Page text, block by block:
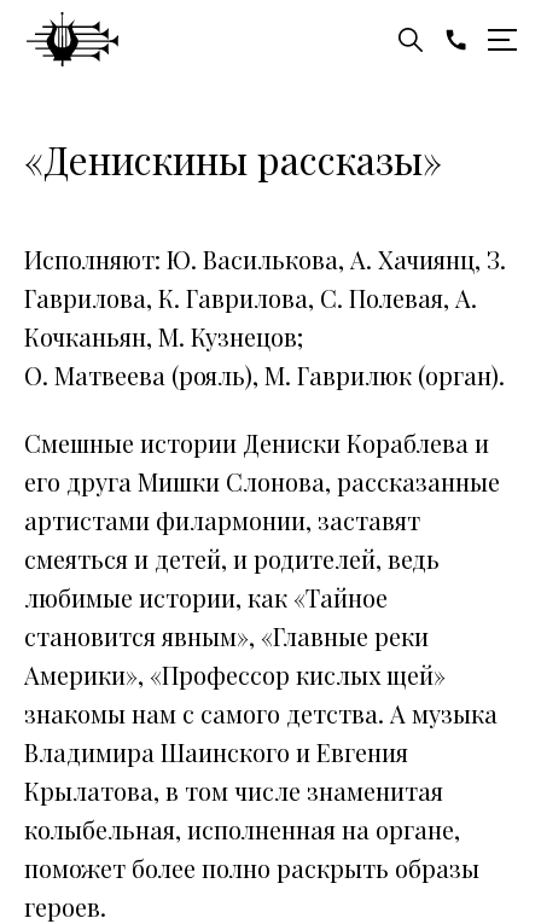
«Денискины рассказы»
Исполняют: Ю. Василькова, А. Хачиянц, З.
Гаврилова, К. Гаврилова, С. Полевая, А.
Кочканьян, М. Кузнецов;
О. Матвеева (рояль), М. Гаврилюк (орган).
Смешные истории Дениски Кораблева и
его друга Мишки Слонова, рассказанные
артистами филармонии, заставят
смеяться и детей, и родителей, ведь
любимые истории, как «Тайное
становится явным», «Главные реки
Америки», «Профессор кислых щей»
знакомы нам с самого детства. А музыка
Владимира Шаинского и Евгения
Крылатова, в том числе знаменитая
колыбельная, исполненная на органе,
поможет более полно раскрыть образы
героев.